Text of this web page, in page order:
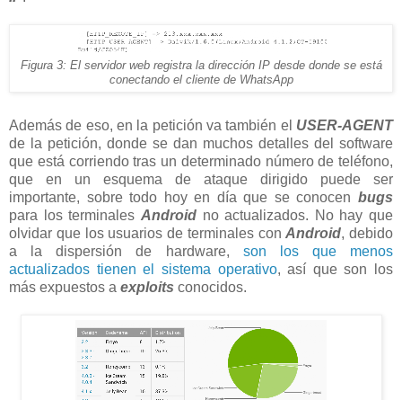
Figura 3: El servidor web registra la dirección IP desde donde se está
conectando el cliente de WhatsApp
Además de eso, en la petición va también el USER-AGENT
de la petición, donde se dan muchos detalles del software
que está corriendo tras un determinado número de teléfono,
que en un esquema de ataque dirigido puede ser
importante, sobre todo hoy en día que se conocen bugs
para los terminales Androidno actualizados. No hay que
olvidar que los usuarios de terminales conAndroid, debido
a la dispersión de hardware, son los que menos
actualizados tienen el sistema operativo, así que son los
más expuestos a exploits conocidos.